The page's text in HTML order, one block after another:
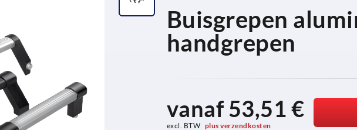
Buisgrepen
handgrepen
vanaf53,51 €
excl. BTW plus verzendkosten